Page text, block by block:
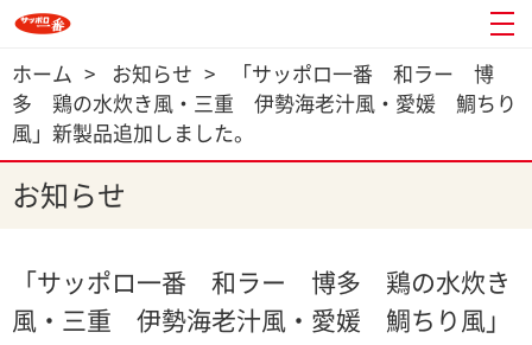
ホーム > お知らせ >
「サッポロ一番 和ラー 博
多 鶏の水炊き風・三重 伊勢海老汁風・愛媛 鯛ちり
風」新製品追加しました。
お知らせ
「サッポロ一番 和ラー 博多 鶏の水炊き
風・三重 伊勢海老汁風・愛媛 鯛ちり風」